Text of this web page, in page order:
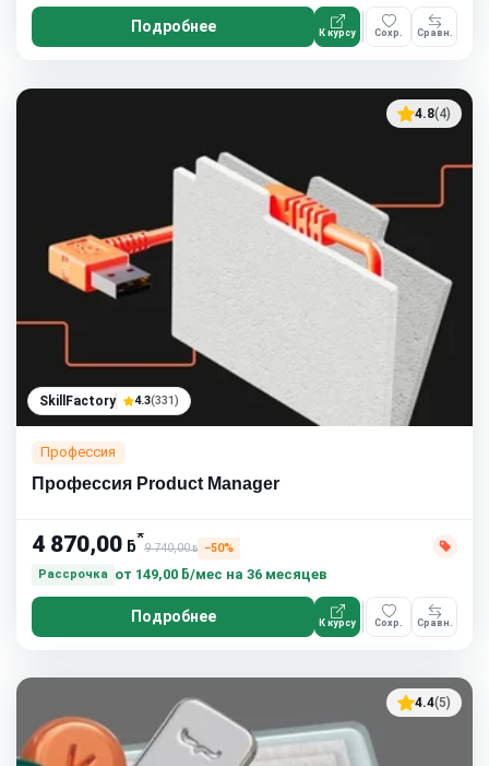
Подробнее К курсу Сохр. Сравн.
4.8(4)
SkillFactory 4.3(331)
Профессия
Профессия Product Manager
4 870,00 ƃ*
9 740,00ƃ
−50%
Рассрочка
от 149,00 ƃ/мес на 36 месяцев
Подробнее К курсу Сохр. Сравн.
4.4(5)